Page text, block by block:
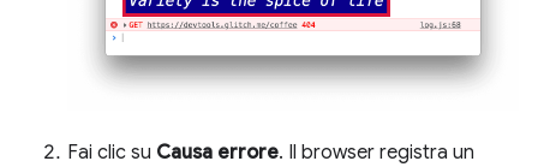
Fai clic su Causa errore. Il browser registra un